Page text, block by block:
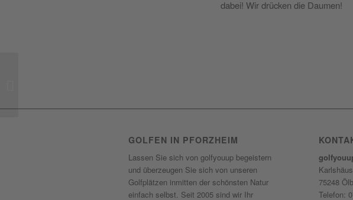
dabei! Wir drücken die Daumen!
GOLFEN IN PFORZHEIM
Lassen Sie sich von golfyouup begeistern
und überzeugen Sie sich von unseren
Golfplätzen inmitten der schönsten Natur
einfach selbst. Seit 2005 sind wir Ihr
75248
Telefon: